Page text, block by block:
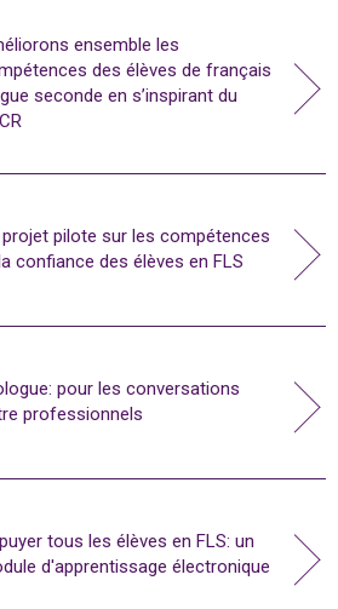
ensemble les
des élèves de français
seconde en s’inspirant du
projet pilote sur les compétences
confiance des élèves en FLS
pour les conversations
professionnels
tous les élèves en FLS: un
d'apprentissage électronique